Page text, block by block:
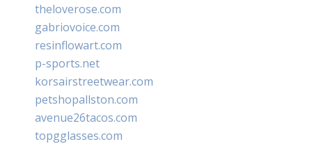
theloverose.com
gabriovoice.com
resinflowart.com
p-sports.net
korsairstreetwear.com
petshopallston.com
avenue26tacos.com
topgglasses.com